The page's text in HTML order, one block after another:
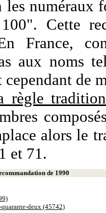
numéraux
Cette
France,
aux noms
cependant de
règle
alors le
et 71.
de 1990
deux (45742)